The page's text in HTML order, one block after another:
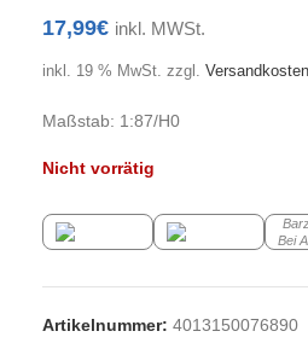
17,99€ inkl. MWSt.
inkl. 19 % MwSt. zzgl. Versandkosten
Maßstab: 1:87/H0
Nicht vorrätig
Bei
Artikelnummer: 4013150076890